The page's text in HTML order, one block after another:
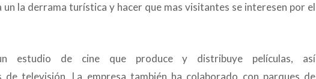
la derrama turística y hacer que mas visitantes se interesen por el
estudio de cine que produce y distribuye películas, así
televisión. La empresa también ha colaborado con parques de